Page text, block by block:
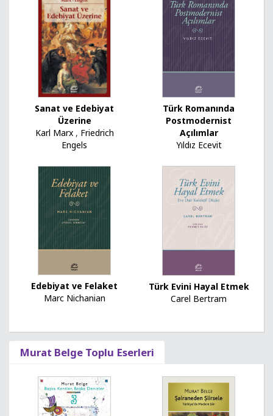
Sanat ve Edebiyat
Üzerine
Karl Marx, Friedrich
Engels
Türk Romanında
Postmodernist
Açılımlar
Yıldız Ecevit
Edebiyat ve Felaket
Marc Nichanian
Türk Evini Hayal Etmek
Carel Bertram
Murat Belge Toplu Eserleri